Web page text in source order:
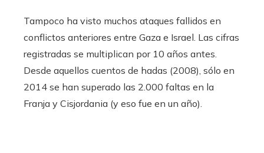
Tampoco ha visto muchos ataques fallidos en
conflictos anteriores entre Gaza e Israel. Las cifras
registradas se multiplican por 10 años antes.
Desde aquellos cuentos de hadas (2008), sólo en
2014 se han superado las 2.000 faltas en la
Franja y Cisjordania (y eso fue en un año).